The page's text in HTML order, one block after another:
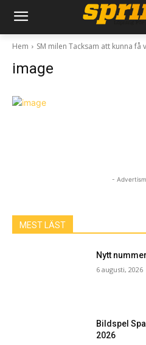
Hem SM milen Tacksam att kunna få
image
-
MEST LÄST
Nytt
6 augusti, 2026
Bildspel
2026